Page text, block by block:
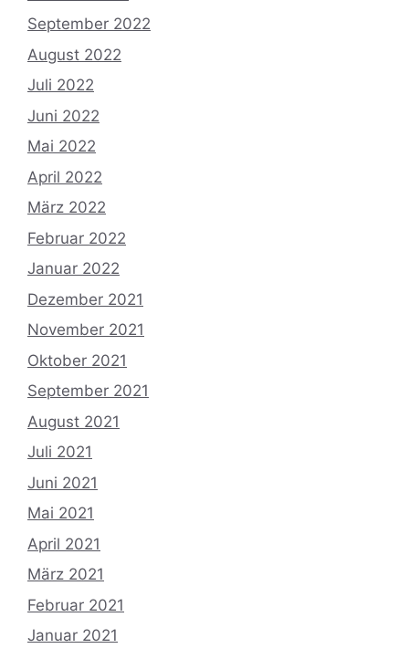
September 2022
August 2022
Juli 2022
Juni 2022
Mai 2022
April 2022
März 2022
Februar 2022
Januar 2022
Dezember 2021
November 2021
Oktober 2021
September 2021
August 2021
Juli 2021
Juni 2021
Mai 2021
April 2021
März 2021
Februar 2021
Januar 2021